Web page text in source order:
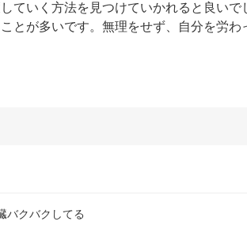
ていく方法を見つけていかれると良い
とが多いです。無理をせず、自分を労
バクバクしてる